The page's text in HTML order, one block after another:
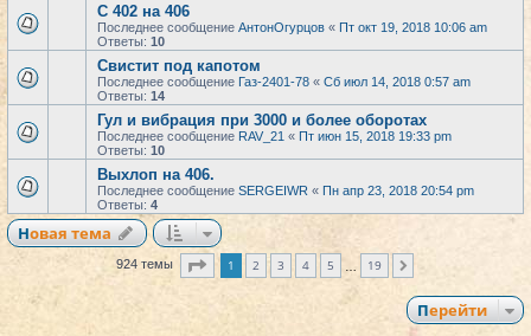
С 402 на 406
Последнее сообщение АнтонОгурцов « Пт окт 19, 2018 10:06 am
Ответы: 10
Свистит под капотом
Последнее сообщение Газ-2401-78 « Сб июл 14, 2018 0:57 am
Ответы: 14
Гул и вибрация при 3000 и более оборотах
Последнее сообщение RAV_21 « Пт июн 15, 2018 19:33 pm
Ответы: 10
Выхлоп на 406.
Последнее сообщение SERGEIWR « Пн апр 23, 2018 20:54 pm
Ответы: 4
Новая тема
924 темы Страница из
1 2 3 4 5 19
Перейти